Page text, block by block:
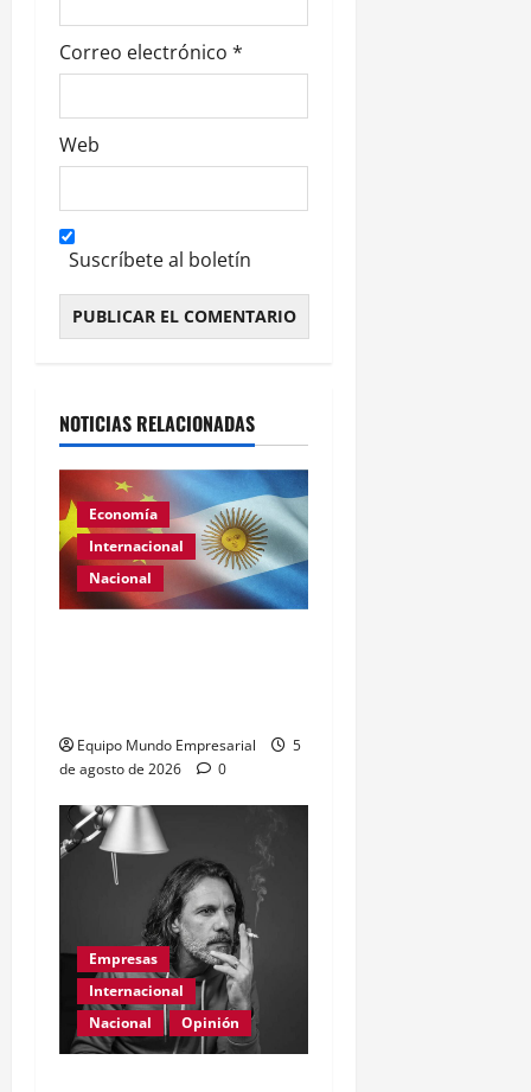
Correo electrónico *
Web
Suscríbete al boletín
NOTICIAS RELACIONADAS
Economía
Internacional
Nacional
Equipo Mundo Empresarial
5
de agosto de 2026
0
Empresas
Internacional
Nacional
Opinión